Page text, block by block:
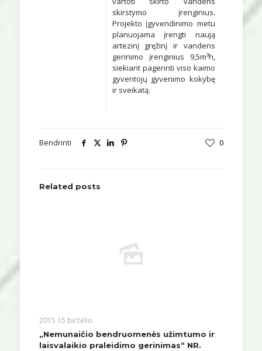
skirstymo įrenginius.
Projekto įgyvendinimo metu
planuojama įrengti naują
artezinį gręžinį ir vandens
gerinimo įrenginius 9,5m³h,
siekiant pagerinti viso kaimo
gyventojų gyvenimo kokybę
ir sveikatą.
Bendrinti 0
Related posts
2015 15 birželio
„Nemunaičio bendruomenės užimtumo ir
laisvalaikio praleidimo gerinimas“ NR.